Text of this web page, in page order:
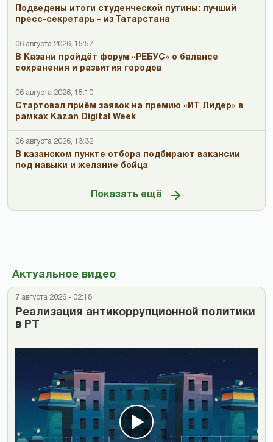
Подведены итоги студенческой путины: лучший
пресс-секретарь – из Татарстана
06 августа 2026, 15:57
В Казани пройдёт форум «РЕБУС» о балансе
сохранения и развития городов
06 августа 2026, 15:10
Стартовал приём заявок на премию «ИТ Лидер» в
рамках Kazan Digital Week
06 августа 2026, 13:32
В казанском пункте отбора подбирают вакансии
под навыки и желание бойца
Показать ещё
Актуальное видео
7 августа 2026 - 02:18
Реализация антикоррупционной политики
в РТ